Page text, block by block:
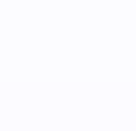
9, 8, 7, 6, 5,
+